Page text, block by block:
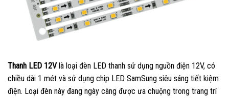
Thanh LED 12Vlà loại đèn LED thanh sử dụng nguồn điện 12V, có
chiều dài 1 mét và sử dụng chip LED SamSung siêu sáng tiết kiệm
điện. Loại đèn này đang ngày càng được ưa chuộng trong trang trí